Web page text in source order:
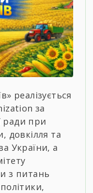
реалізується
за
ради при
довкілля та
України, а
з питань